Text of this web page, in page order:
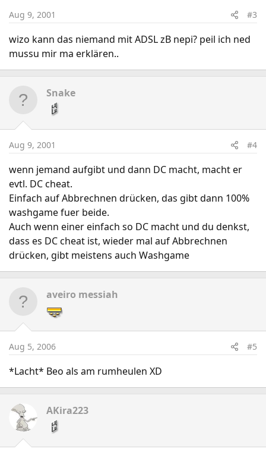
Aug 9, 2001 #3
wizo kann das niemand mit ADSL zB nepi? peil ich ned
mussu mir ma erklären..
Snake
Aug 9, 2001 #4
wenn jemand aufgibt und dann DC macht, macht er
evtl. DC cheat.
Einfach auf Abbrechnen drücken, das gibt dann 100%
washgame fuer beide.
Auch wenn einer einfach so DC macht und du denkst,
dass es DC cheat ist, wieder mal auf Abbrechnen
drücken, gibt meistens auch Washgame
aveiro messiah
Aug 5, 2006 #5
*Lacht* Beo als am rumheulen XD
AKira223